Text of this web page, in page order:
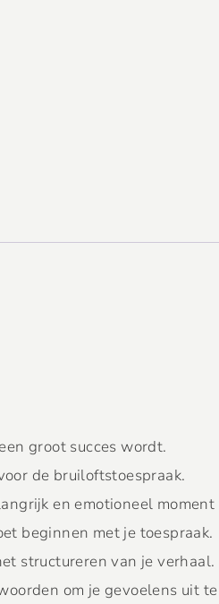
groot succes wordt.
de bruiloftstoespraak.
en emotioneel moment
beginnen met je toespraak.
structureren van je verhaal.
om je gevoelens uit